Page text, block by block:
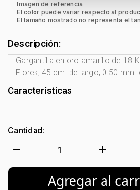
Imagen de referencia
El color puede variar respecto al
El tamaño mostrado no representa el
Descripción:
Gargantilla en oro amarillo de 18
Flores, 45 cm. de largo, 0.50 mm.
Características
Género: Mujer
Tono Metal:
Metal: Oro 18 Kilates
Flores
Tipo de terminado: Visos
Tipo de Broche: Reasa
Cantidad:
remove 1 add
Agregar al